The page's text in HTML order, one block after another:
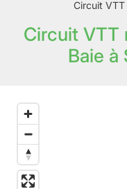
Circuit VTT
Circuit VTT
Baie à